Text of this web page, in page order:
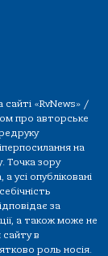
сайті «RvNews» /
про авторське
на
Точка зору
усі опубліковані
за
а також може не
в
роль носія.